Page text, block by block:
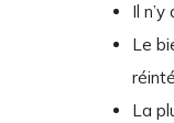
Il
Le
La